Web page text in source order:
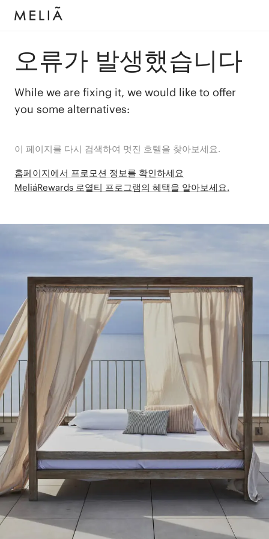
오류가 발생했습니다
While we are fixing it, we would like to offer
you some alternatives:
이 페이지를 다시 검색하여 멋진 호텔을 찾아보세요.
홈페이지에서 프로모션 정보를 확인하세요
MeliáRewards 로열티 프로그램의 혜택을 알아보세요.